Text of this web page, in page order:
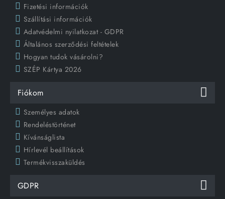
Fizetési információk
Szállítási információk
Adatvédelmi nyilatkozat - GDPR
Általános szerződési feltételek
Hogyan tudok vásárolni?
SZÉP Kártya 2026
Fiókom
Személyes adatok
Rendeléstörténet
Kívánságlista
Hírlevél beállítások
Termékvisszaküldés
GDPR